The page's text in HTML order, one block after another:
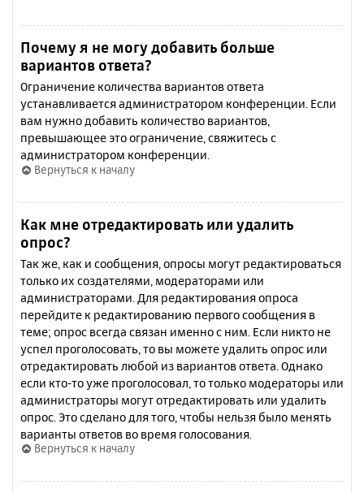
Почему я не могу добавить больше
вариантов ответа?
Ограничение количества вариантов ответа
устанавливается администратором конференции. Если
вам нужно добавить количество вариантов,
превышающее это ограничение, свяжитесь с
администратором конференции.
Вернуться к началу
Как мне отредактировать или удалить
опрос?
Так же, как и сообщения, опросы могут редактироваться
только их создателями, модераторами или
администраторами. Для редактирования опроса
перейдите к редактированию первого сообщения в
теме; опрос всегда связан именно с ним. Если никто не
успел проголосовать, то вы можете удалить опрос или
отредактировать любой из вариантов ответа. Однако
если кто-то уже проголосовал, то только модераторы или
администраторы могут отредактировать или удалить
опрос. Это сделано для того, чтобы нельзя было менять
варианты ответов во время голосования.
Вернуться к началу